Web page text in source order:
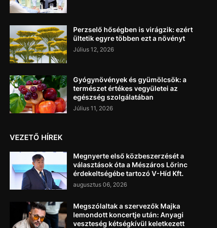
Perzselő hőségben is virágzik: ezért
ültetik egyre többen ezt a növényt
Július 12, 2026
Gyógynövények és gyümölcsök: a
természet értékes vegyületei az
egészség szolgálatában
Július 11, 2026
VEZETŐ HÍREK
Megnyerte első közbeszerzését a
választások óta a Mészáros Lőrinc
érdekeltségébe tartozó V-Híd Kft.
augusztus 06, 2026
Megszólaltak a szervezők Majka
lemondott koncertje után: Anyagi
veszteség kétségkívül keletkezett